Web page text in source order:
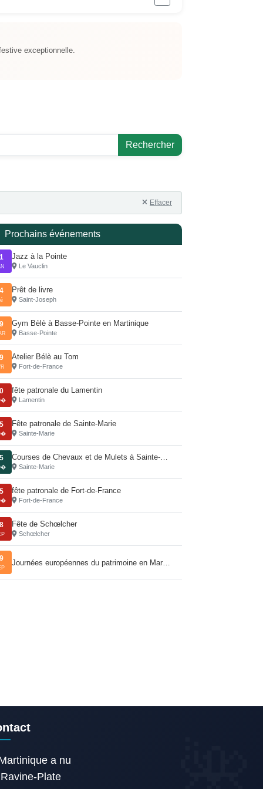
exceptionnelle.
Rechercher
Effacer
Prochains événements
Jazz à la Pointe
Le Vauclin
Prêt de livre
Saint-Joseph
Gym Bèlè à Basse-Pointe en Martinique
Basse-Pointe
Atelier Bélè au Tom
Fort-de-France
fête patronale du Lamentin
Lamentin
Fête patronale de Sainte-Marie
Sainte-Marie
Courses de Chevaux et de Mulets à Sainte-…
Sainte-Marie
fête patronale de Fort-de-France
Fort-de-France
Fête de Schœlcher
Schœlcher
Journées européennes du patrimoine en Mar…
a nu
Plate